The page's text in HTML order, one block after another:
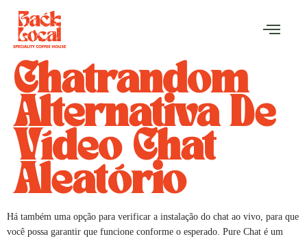
Chatrandom
Alternativa De
Vídeo Chat
Aleatório
Há também uma opção para verificar a instalação do chat ao vivo, para que
você possa garantir que funcione conforme o esperado. Pure Chat é um